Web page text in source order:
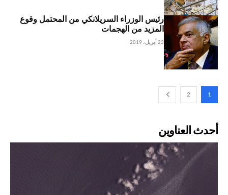
رئيس الوزراء السريلانكي من المحتمل وقوع
المزيد من الهجمات
23 أبريل، 2019
1
2
أحدث العناوين